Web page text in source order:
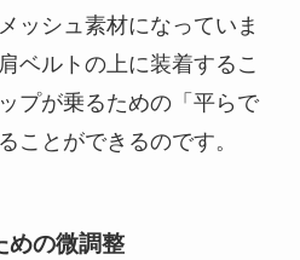
ッシュ素材になっていま
ベルトの上に装着するこ
プが乗るための「平らで
ことができるのです。
めの微調整